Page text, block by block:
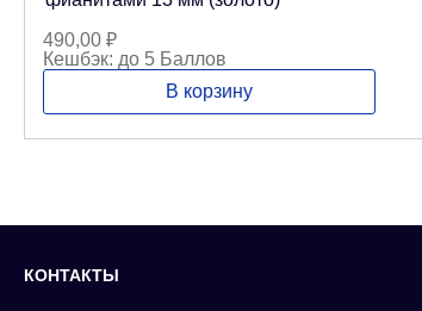
490,00 ₽
Кешбэк: до 5 Баллов
В корзину
КОНТАКТЫ